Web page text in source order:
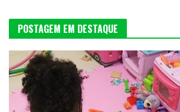
POSTAGEM EM DESTAQUE